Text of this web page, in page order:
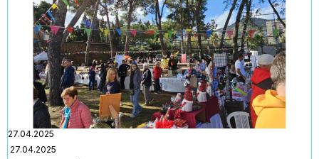
27.04.2025
27.04.2025